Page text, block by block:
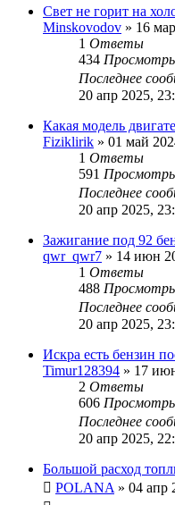
Свет не горит на
Minskovodov » 16
1 Ответы
434
Последнее
20 апр 2025,
Какая модель
Fiziklirik » 01 май
1 Ответы
591
Последнее
20 апр 2025,
Зажигание под 92
qwr_qwr7 » 14 июн
1 Ответы
488
Последнее
20 апр 2025,
Искра есть бензин
Timur128394 » 17
2 Ответы
606
Последнее
20 апр 2025,
Большой расход
POLANA » 04 апр